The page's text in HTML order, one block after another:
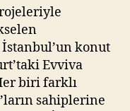
konut
Evviva
biri farklı
sahiplerine